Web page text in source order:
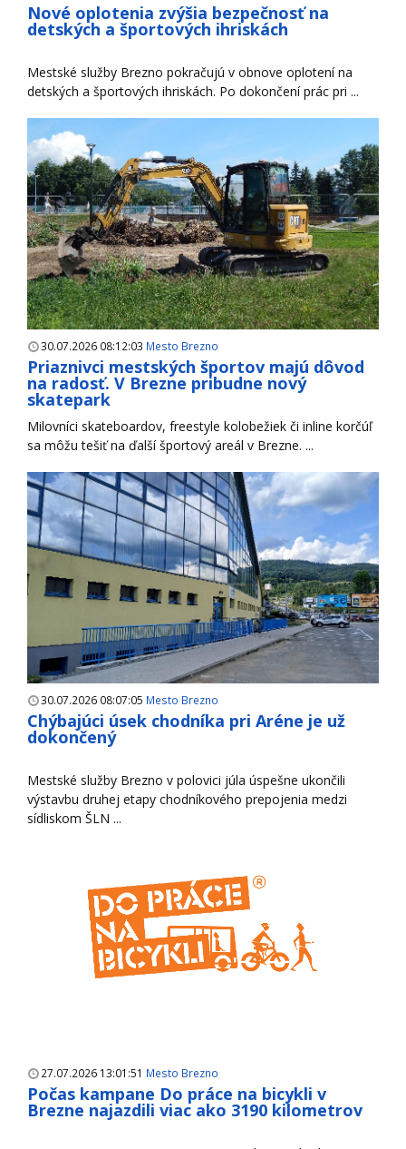
Nové oplotenia zvýšia bezpečnosť na
detských a športových ihriskách
Mestské služby Brezno pokračujú v obnove oplotení na
detských a športových ihriskách. Po dokončení prác pri ...
30.07.2026 08:12:03 Mesto Brezno
Priaznivci mestských športov majú dôvod
na radosť. V Brezne pribudne nový
skatepark
Milovníci skateboardov, freestyle kolobežiek či inline korčúľ
sa môžu tešiť na ďalší športový areál v Brezne. ...
30.07.2026 08:07:05 Mesto Brezno
Chýbajúci úsek chodníka pri Aréne je už
dokončený
Mestské služby Brezno v polovici júla úspešne ukončili
výstavbu druhej etapy chodníkového prepojenia medzi
sídliskom ŠLN ...
27.07.2026 13:01:51 Mesto Brezno
Počas kampane Do práce na bicykli v
Brezne najazdili viac ako 3190 kilometrov